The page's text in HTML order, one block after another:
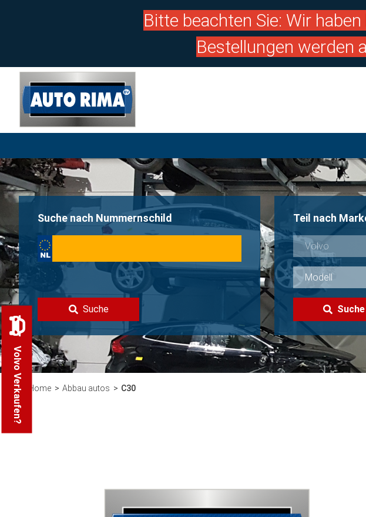
Bitte beachten Sie: Wir
Bestellungen werden
Suche nach Nummernschild
Suche
Teil nach
Suche
Home Abbau autos C30
Volvo Verkaufen?